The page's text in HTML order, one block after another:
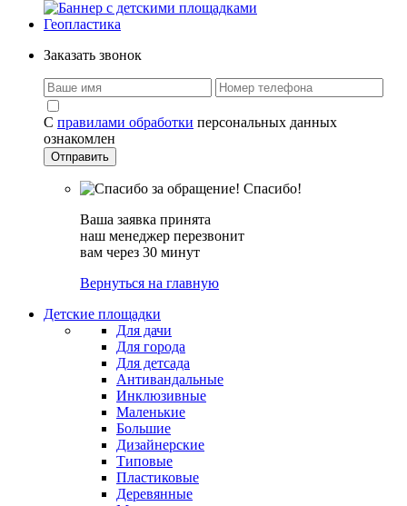
Геопластика
Заказать звонок
С правилами обработки персональных данных
ознакомлен
Спасибо!
Ваша заявка принята
наш менеджер перезвонит
вам через 30 минут
Вернуться на главную
Детские площадки
Для дачи
Для города
Для детсада
Антивандальные
Инклюзивные
Маленькие
Большие
Дизайнерские
Типовые
Пластиковые
Деревянные